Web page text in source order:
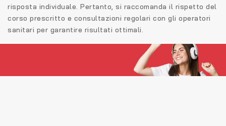
risposta individuale. Pertanto, si raccomanda il rispetto del
corso prescritto e consultazioni regolari con gli operatori
sanitari per garantire risultati ottimali.